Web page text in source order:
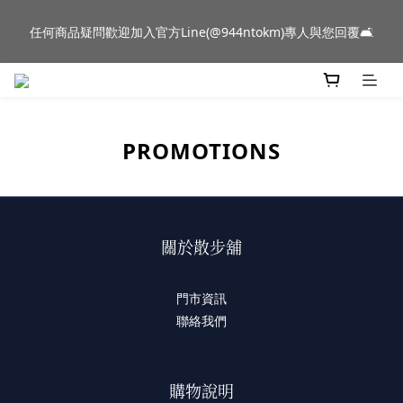
群門市展示中✨
任何商品疑問歡迎加入官方Line(@944ntokm)專人與您回覆🛋️
新品到貨｜日本燈具品牌 Ambientec 年度新品 Barcarolle 臺中樂
PROMOTIONS
關於散步舖
門市資訊
聯絡我們
購物說明